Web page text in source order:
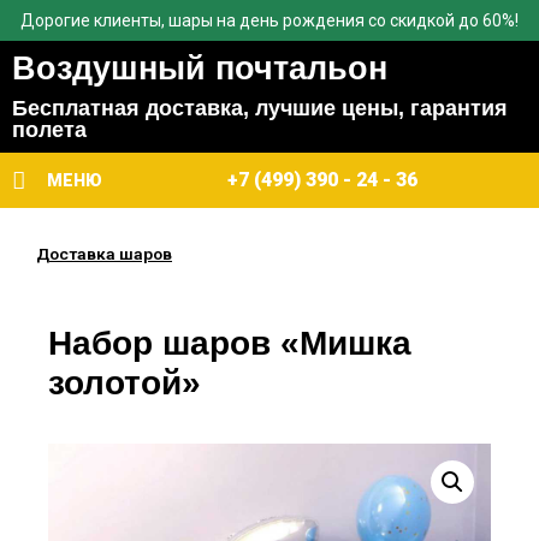
Дорогие клиенты, шары на день рождения со скидкой до 60%!
Воздушный почтальон
Бесплатная доставка, лучшие цены, гарантия
полета
МЕНЮ +7 (499) 390 - 24 - 36
Доставка шаров
Набор шаров «Мишка
золотой»